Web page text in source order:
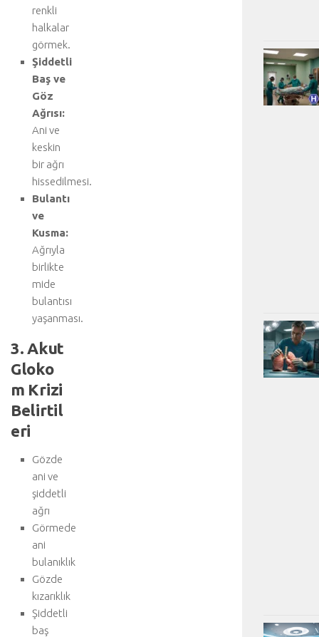
renkli
halkalar
görmek.
Şiddetli
Baş ve
Göz
Ağrısı:
Ani ve
keskin
bir ağrı
hissedilmesi.
Bulantı
ve
Kusma:
Ağrıyla
birlikte
mide
bulantısı
yaşanması.
3. Akut
Gloko
m Krizi
Belirtil
eri
Gözde
ani ve
şiddetli
ağrı
Görmede
ani
bulanıklık
Gözde
kızarıklık
Şiddetli
baş